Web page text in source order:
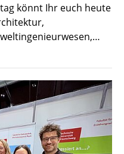
könnt Ihr euch heute